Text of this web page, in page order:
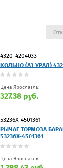
4320-4204033
КОЛЬЦО (АЗ УРАЛ)
Цена Ярославль:
327.38 руб.
53236Х-4501361
РЫЧАГ ТОРМОЗА
53236Х-4501361
Цена Ярославль: